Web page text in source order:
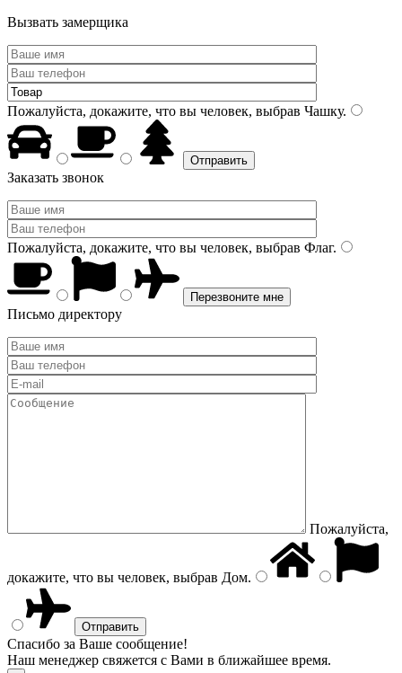
Вызвать замерщика
Пожалуйста, докажите, что вы человек, выбрав Чашку.
Заказать звонок
Пожалуйста, докажите, что вы человек, выбрав Флаг.
Письмо директору
Пожалуйста,
докажите, что вы человек, выбрав Дом.
Спасибо за Ваше сообщение!
Наш менеджер свяжется с Вами в ближайшее время.